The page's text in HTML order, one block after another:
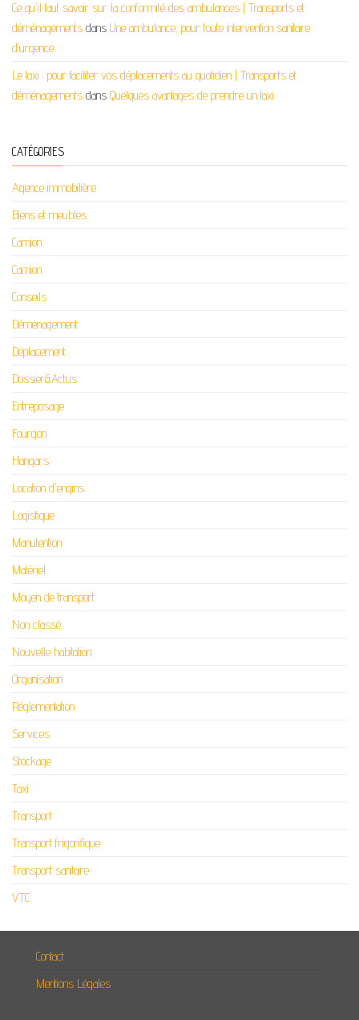
Ce qu'il faut savoir sur la conformité des ambulances | Transports et
déménagements dans Une ambulance, pour toute intervention sanitaire
d’urgence
Le taxi : pour faciliter vos déplacements au quotidien | Transports et
déménagements dans Quelques avantages de prendre un taxi
CATÉGORIES
Agence immobilière
Biens et meubles
Camion
Camion
Conseils
Déménagement
Déplacement
Dossier&Actus
Entreposage
Fourgon
Hangars
Location d'engins
Logistique
Manutention
Matériel
Moyen de transport
Non classé
Nouvelle habitation
Organisation
Réglementation
Services
Stockage
Taxi
Transport
Transport frigorifique
Transport sanitaire
VTC
Contact
Mentions Légales